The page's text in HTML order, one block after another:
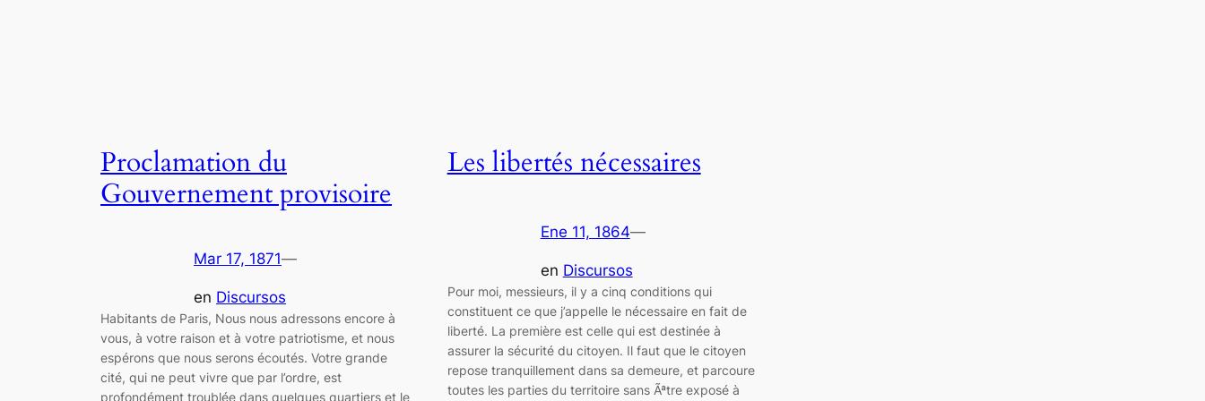
Proclamation du
Gouvernement provisoire
Mar 17, 1871—
en Discursos
Habitants de Paris, Nous nous adressons encore à
vous, à votre raison et à votre patriotisme, et nous
espérons que nous serons écoutés. Votre grande
cité, qui ne peut vivre que par l’ordre, est
profondément troublée dans quelques quartiers et le
Les libertés nécessaires
Ene 11, 1864—
en Discursos
Pour moi, messieurs, il y a cinq conditions qui
constituent ce que j’appelle le nécessaire en fait de
liberté. La première est celle qui est destinée à
assurer la sécurité du citoyen. Il faut que le citoyen
repose tranquillement dans sa demeure, et parcoure
toutes les parties du territoire sans Ãªtre exposé à